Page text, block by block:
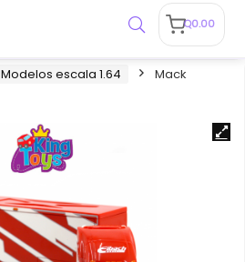
Q0.00
Modelos escala 1.64
Mack